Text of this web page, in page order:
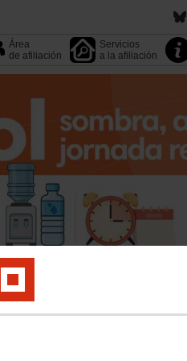
Área
de afiliación
Servicios
a la afiliación
Tu organización
Fundaciones